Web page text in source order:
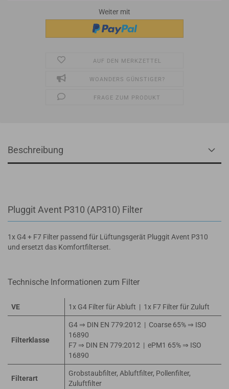
Weiter mit
AUF DEN MERKZETTEL
WOANDERS GÜNSTIGER?
FRAGE ZUM PRODUKT
Beschreibung
Pluggit Avent P310 (AP310) Filter
1x G4 + F7 Filter passend für Lüftungsgerät Pluggit Avent P310
und ersetzt das Komfortfilterset.
Technische Informationen zum Filter
VE 1x G4 Filter für Abluft | 1x F7 Filter für Zuluft
Filterklasse
G4 ⇒ DIN EN 779:2012 | Coarse 65% ⇒ ISO
16890
F7 ⇒ DIN EN 779:2012 | ePM1 65% ⇒ ISO
16890
Filterart
Grobstaubfilter, Abluftfilter, Pollenfilter,
Zuluftfilter